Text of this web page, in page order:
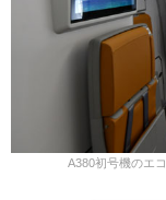
A380初号機のエ